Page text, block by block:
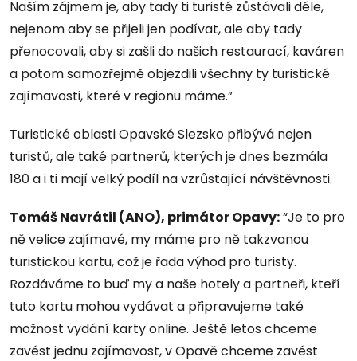
Naším zájmem je, aby tady ti turisté zůstávali déle,
nejenom aby se přijeli jen podívat, ale aby tady
přenocovali, aby si zašli do našich restaurací, kaváren
a potom samozřejmě objezdili všechny ty turistické
zajímavosti, které v regionu máme.”
Turistické oblasti Opavské Slezsko přibývá nejen
turistů, ale také partnerů, kterých je dnes bezmála
180 a i ti mají velký podíl na vzrůstající návštěvnosti.
Tomáš Navrátil (ANO), primátor Opavy:“Je to pro
ně velice zajímavé, my máme pro ně takzvanou
turistickou kartu, což je řada výhod pro turisty.
Rozdáváme to buď my a naše hotely a partneři, kteří
tuto kartu mohou vydávat a připravujeme také
možnost vydání karty online. Ještě letos chceme
zavést jednu zajímavost, v Opavě chceme zavést